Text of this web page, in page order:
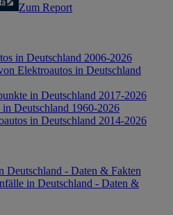
Zum Report
in Deutschland 2006-2026
Elektroautos in Deutschland
in Deutschland 2017-2026
Deutschland 1960-2026
in Deutschland 2014-2026
Deutschland - Daten & Fakten
in Deutschland - Daten &